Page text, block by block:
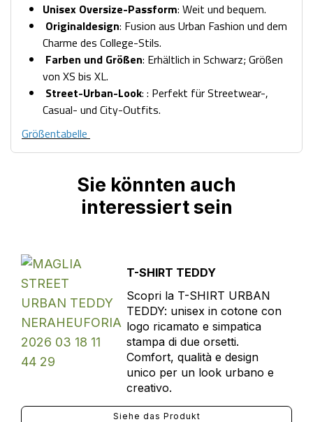
Unisex Oversize-Passform: Weit und bequem.
Originaldesign: Fusion aus Urban Fashion und dem
Charme des College-Stils.
Farben und Größen: Erhältlich in Schwarz; Größen
von XS bis XL.
Street-Urban-Look: : Perfekt für Streetwear-,
Casual- und City-Outfits.
Größentabelle
Sie könnten auch
interessiert sein
T-SHIRT TEDDY
Scopri la T-SHIRT URBAN
TEDDY: unisex in cotone con
logo ricamato e simpatica
stampa di due orsetti.
Comfort, qualità e design
unico per un look urbano e
creativo.
Siehe das Produkt